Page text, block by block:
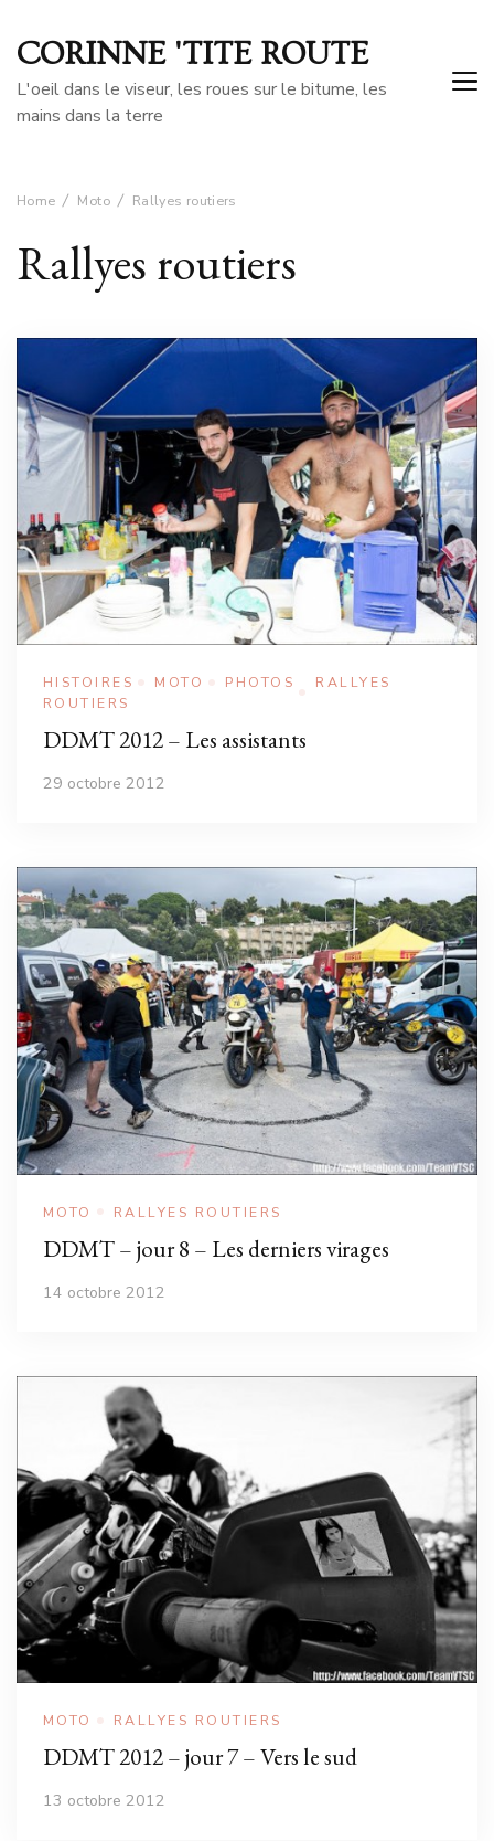
CORINNE 'TITE ROUTE
L'oeil dans le viseur, les roues sur le bitume, les
mains dans la terre
Home Moto Rallyes routiers
Rallyes routiers
HISTOIRES MOTO PHOTOS
RALLYES
ROUTIERS
DDMT 2012 – Les assistants
29 octobre 2012
MOTO RALLYES ROUTIERS
DDMT – jour 8 – Les derniers virages
14 octobre 2012
MOTO RALLYES ROUTIERS
DDMT 2012 – jour 7 – Vers le sud
13 octobre 2012